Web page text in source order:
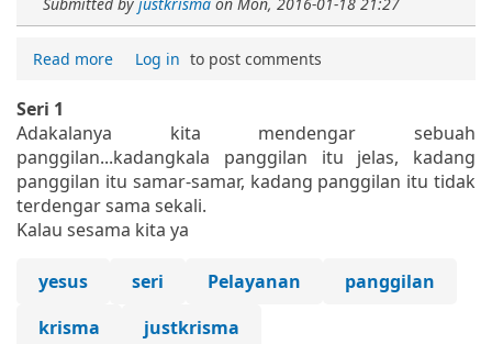
Read more Log in to post comments
Seri 1
Adakalanya kita mendengar sebuah
panggilan...kadangkala panggilan itu jelas, kadang
panggilan itu samar-samar, kadang panggilan itu tidak
terdengar sama sekali.
Kalau sesama kita ya
yesus seri Pelayanan
panggilan
krisma
justkrisma